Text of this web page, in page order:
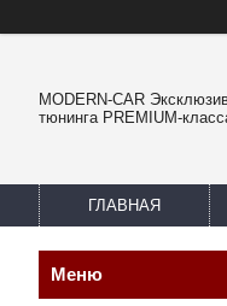
MODERN-CAR
тюнинга PREMIUM-
ГЛАВНАЯ